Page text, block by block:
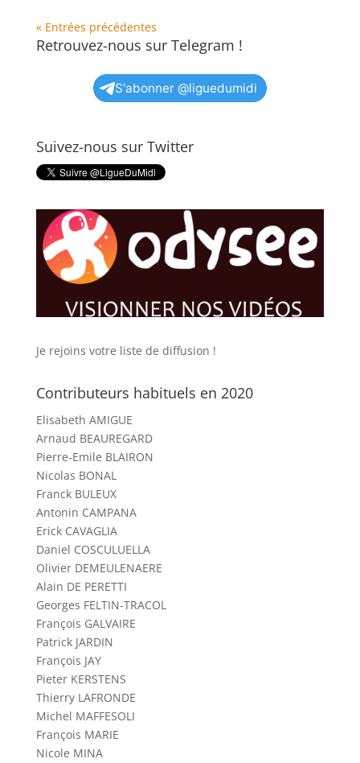
« Entrées précédentes
Retrouvez-nous sur Telegram !
S'abonner @liguedumidi
Suivez-nous sur Twitter
Je rejoins votre liste de diffusion !
Contributeurs habituels en 2020
Elisabeth AMIGUE
Arnaud BEAUREGARD
Pierre-Emile BLAIRON
Nicolas BONAL
Franck BULEUX
Antonin CAMPANA
Erick CAVAGLIA
Daniel COSCULUELLA
Olivier DEMEULENAERE
Alain DE PERETTI
Georges FELTIN-TRACOL
François GALVAIRE
Patrick JARDIN
François JAY
Pieter KERSTENS
Thierry LAFRONDE
Michel MAFFESOLI
François MARIE
Nicole MINA